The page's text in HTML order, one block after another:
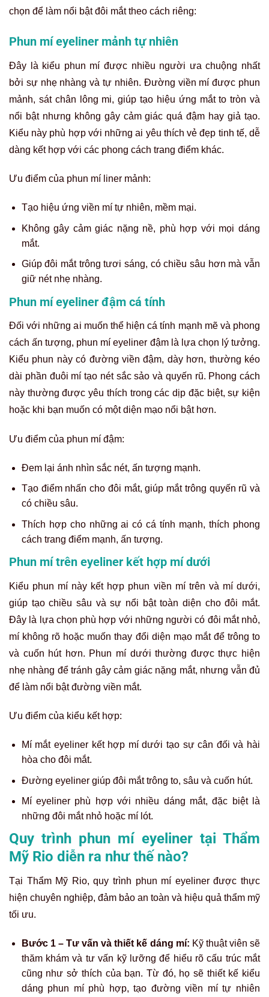
chọn để làm nổi bật đôi mắt theo cách riêng:
Phun mí eyeliner mảnh tự nhiên
Đây là kiểu phun mí được nhiều người ưa chuộng nhất
bởi sự nhẹ nhàng và tự nhiên. Đường viền mí được phun
mảnh, sát chân lông mi, giúp tạo hiệu ứng mắt to tròn và
nổi bật nhưng không gây cảm giác quá đậm hay giả tạo.
Kiểu này phù hợp với những ai yêu thích vẻ đẹp tinh tế, dễ
dàng kết hợp với các phong cách trang điểm khác.
Ưu điểm của phun mí liner mảnh:
Tạo hiệu ứng viền mí tự nhiên, mềm mại.
Không gây cảm giác nặng nề, phù hợp với mọi dáng
mắt.
Giúp đôi mắt trông tươi sáng, có chiều sâu hơn mà vẫn
giữ nét nhẹ nhàng.
Phun mí eyeliner đậm cá tính
Đối với những ai muốn thể hiện cá tính mạnh mẽ và phong
cách ấn tượng, phun mí eyeliner đậm là lựa chọn lý tưởng.
Kiểu phun này có đường viền đậm, dày hơn, thường kéo
dài phần đuôi mí tạo nét sắc sảo và quyến rũ. Phong cách
này thường được yêu thích trong các dịp đặc biệt, sự kiện
hoặc khi bạn muốn có một diện mạo nổi bật hơn.
Ưu điểm của phun mí đậm:
Đem lại ánh nhìn sắc nét, ấn tượng mạnh.
Tạo điểm nhấn cho đôi mắt, giúp mắt trông quyến rũ và
có chiều sâu.
Thích hợp cho những ai có cá tính mạnh, thích phong
cách trang điểm mạnh, ấn tượng.
Phun mí trên eyeliner kết hợp mí dưới
Kiểu phun mí này kết hợp phun viền mí trên và mí dưới,
giúp tạo chiều sâu và sự nổi bật toàn diện cho đôi mắt.
Đây là lựa chọn phù hợp với những người có đôi mắt nhỏ,
mí không rõ hoặc muốn thay đổi diện mạo mắt để trông to
và cuốn hút hơn. Phun mí dưới thường được thực hiện
nhẹ nhàng để tránh gây cảm giác nặng mắt, nhưng vẫn đủ
để làm nổi bật đường viền mắt.
Ưu điểm của kiểu kết hợp:
Mí mắt eyeliner kết hợp mí dưới tạo sự cân đối và hài
hòa cho đôi mắt.
Đường eyeliner giúp đôi mắt trông to, sâu và cuốn hút.
Mí eyeliner phù hợp với nhiều dáng mắt, đặc biệt là
những đôi mắt nhỏ hoặc mí lót.
Quy trình phun mí eyeliner tại Thẩm
Mỹ Rio diễn ra như thế nào?
Tại Thẩm Mỹ Rio, quy trình phun mí eyeliner được thực
hiện chuyên nghiệp, đảm bảo an toàn và hiệu quả thẩm mỹ
tối ưu.
Bước 1 – Tư vấn và thiết kế dáng mí: Kỹ thuật viên sẽ
thăm khám và tư vấn kỹ lưỡng để hiểu rõ cấu trúc mắt
cũng như sở thích của bạn. Từ đó, họ sẽ thiết kế kiểu
dáng phun mí phù hợp, tạo đường viền mí tự nhiên